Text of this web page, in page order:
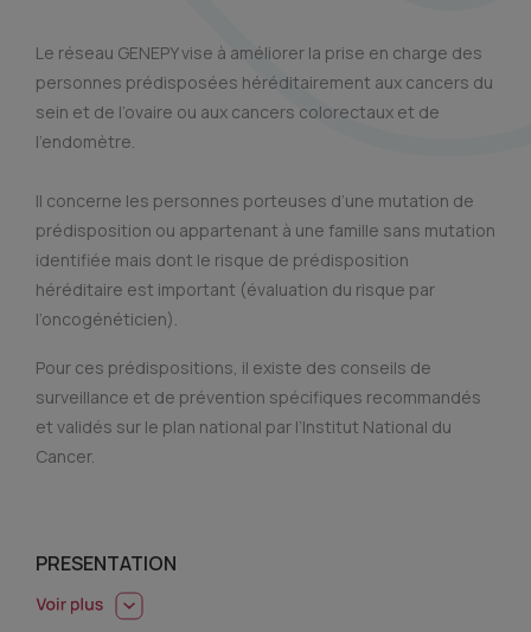
Le réseau GENEPY vise à améliorer la prise en charge des
personnes prédisposées héréditairement aux cancers du
sein et de l’ovaire ou aux cancers colorectaux et de
l’endomètre.
Il concerne les personnes porteuses d’une mutation de
prédisposition ou appartenant à une famille sans mutation
identifiée mais dont le risque de prédisposition
héréditaire est important (évaluation du risque par
l’oncogénéticien).
Pour ces prédispositions, il existe des conseils de
surveillance et de prévention spécifiques recommandés
et validés sur le plan national par l’Institut National du
Cancer.
PRESENTATION